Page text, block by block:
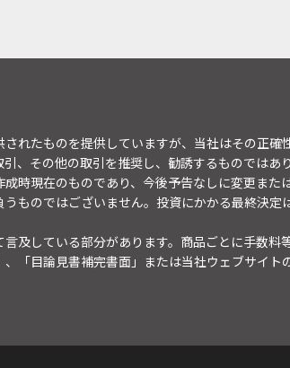
れたものを提供していますが、当社はその正
、その他の取引を推奨し、勧誘するものではあ
時現在のものであり、今後予告なしに変更また
ものではございません。投資にかかる最終決
及している部分があります。商品ごとに手数料
「目論見書補完書面」または当社ウェブサイト